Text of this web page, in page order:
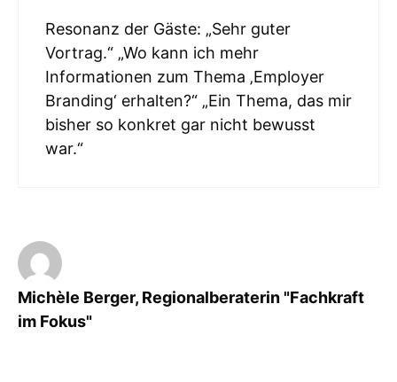
Resonanz der Gäste: „Sehr guter
Vortrag.“ „Wo kann ich mehr
Informationen zum Thema ‚Employer
Branding‘ erhalten?“ „Ein Thema, das mir
bisher so konkret gar nicht bewusst
war.“
Michèle Berger, Regionalberaterin "Fachkraft
im Fokus"